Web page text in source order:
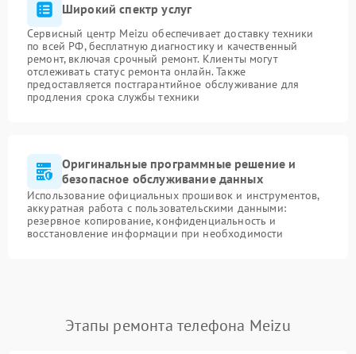
Широкий спектр услуг
Сервисный центр Meizu обеспечивает доставку техники
по всей РФ, бесплатную диагностику и качественный
ремонт, включая срочный ремонт. Клиенты могут
отслеживать статус ремонта онлайн. Также
предоставляется постгарантийное обслуживание для
продления срока службы техники
Оригинальные программные решение и
безопасное обслуживание данных
Использование официальных прошивок и инструментов,
аккуратная работа с пользовательскими данными:
резервное копирование, конфиденциальность и
восстановление информации при необходимости
Этапы ремонта телефона Meizu